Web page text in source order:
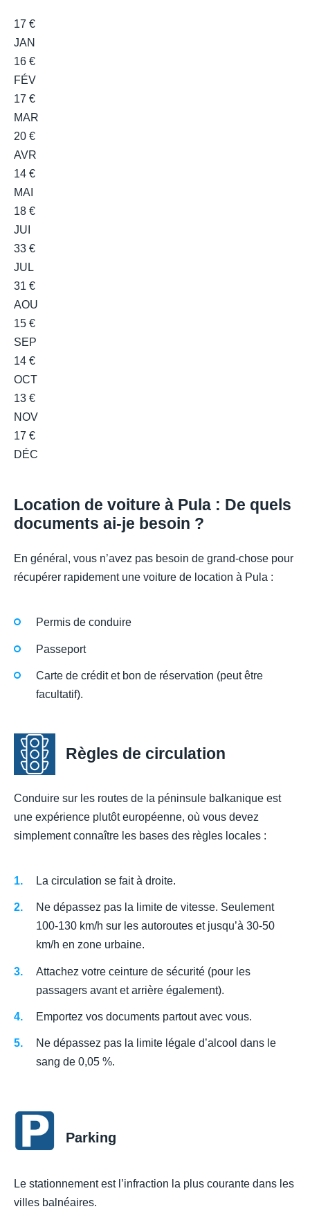
17 €
JAN
16 €
FÉV
17 €
MAR
20 €
AVR
14 €
MAI
18 €
JUI
33 €
JUL
31 €
AOU
15 €
SEP
14 €
OCT
13 €
NOV
17 €
DÉC
Location de voiture à Pula : De quels
documents ai-je besoin ?
En général, vous n’avez pas besoin de grand-chose pour
récupérer rapidement une voiture de location à Pula :
Permis de conduire
Passeport
Carte de crédit et bon de réservation (peut être
facultatif).
Règles de circulation
Conduire sur les routes de la péninsule balkanique est
une expérience plutôt européenne, où vous devez
simplement connaître les bases des règles locales :
La circulation se fait à droite.
Ne dépassez pas la limite de vitesse. Seulement
100-130 km/h sur les autoroutes et jusqu’à 30-50
km/h en zone urbaine.
Attachez votre ceinture de sécurité (pour les
passagers avant et arrière également).
Emportez vos documents partout avec vous.
Ne dépassez pas la limite légale d’alcool dans le
sang de 0,05 %.
Parking
Le stationnement est l’infraction la plus courante dans les
villes balnéaires.